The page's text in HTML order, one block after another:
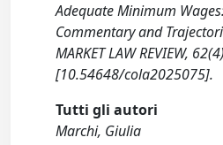
Adequate Minimum
Commentary and
MARKET LAW REVIEW,
[10.54648/cola2025075].
Tutti gli autori
Marchi, Giulia